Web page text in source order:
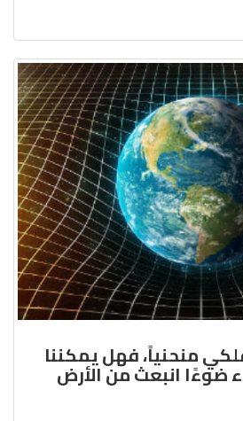
منحنياً، فهل يمكننا
ضوءًا انبعث من الأرض